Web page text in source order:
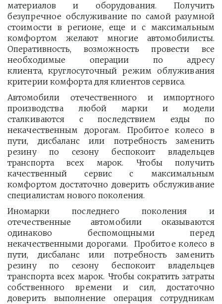
материалов и оборудования. Получить
безупречное обслуживание по самой разумной
стоимости в регионе, еще и с максимальным
комфортом желают многие автомобилисты.
Оперативность, возможность провести все
необходимые операции по адресу
клиента, круглосуточный режим облуживания
критерии комфорта для клиентов сервиса.
Автомобили отечественного и импортного
производства любой марки и модели
сталкиваются с последствием езды по
некачественным дорогам. Пробитое колесо в
пути, дисбаланс или потребность заменить
резину по сезону беспокоит владельцев
транспорта всех марок. Чтобы получить
качественный сервис с максимальным
комфортом достаточно доверить обслуживание
специалистам нового поколения.
Иномарки последнего поколения и
отечественные автомобили оказываются
одинаково беспомощными перед
некачественными дорогами. Пробитое колесо в
пути, дисбаланс или потребность заменить
резину по сезону беспокоит владельцев
транспорта всех марок. Чтобы сократить затраты
собственного времени и сил, достаточно
доверить выполнение операция сотрудникам